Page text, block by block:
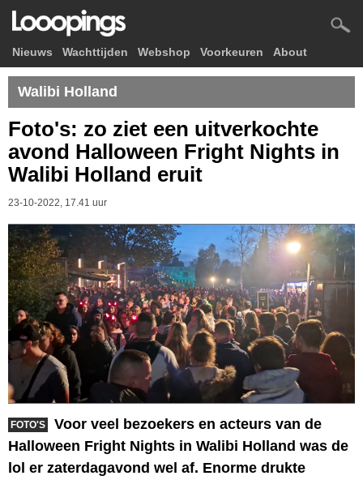
Nieuws Wachttijden Webshop Voorkeuren About
Walibi Holland
Foto's: zo ziet een uitverkochte
avond Halloween Fright Nights in
Walibi Holland eruit
23-10-2022, 17.41 uur
FOTO'S
Voor veel bezoekers en acteurs van de
Halloween Fright Nights in Walibi Holland was de
lol er zaterdagavond wel af. Enorme drukte